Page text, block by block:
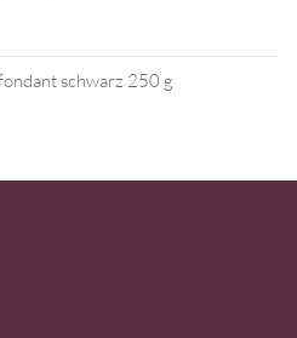
schwarz 250 g